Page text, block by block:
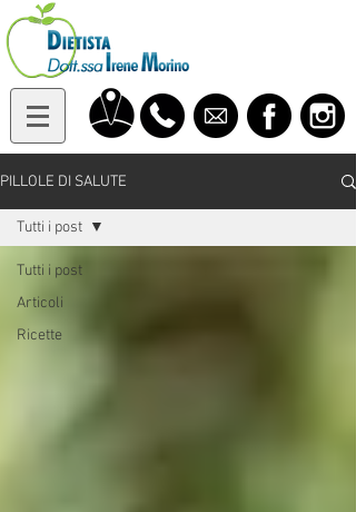
PILLOLE DI SALUTE
Tutti i post
Articoli
Ricette
Tutti i post